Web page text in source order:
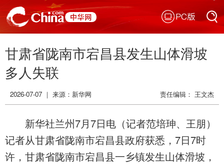
搜索
搜索
PC版
甘肃省陇南市宕昌县发生山体滑坡
多人失联
2026-07-07 ｜ 来源： 新华网 责任编辑： 王文杰
新华社兰州7月7日电（记者范培珅、王朋）
记者从甘肃省陇南市宕昌县政府获悉，7日7时
许，甘肃省陇南市宕昌县一乡镇发生山体滑坡，